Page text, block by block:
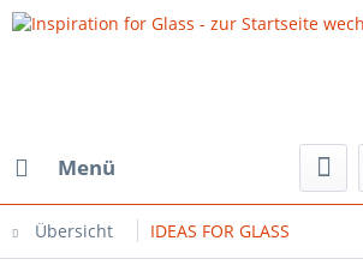
Menü
Übersicht IDEAS FOR GLASS